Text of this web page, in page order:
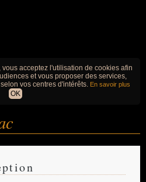
acceptez l'utilisation de cookies afin
et vous proposer des services,
vos centres d'intérêts. En savoir plus
OK